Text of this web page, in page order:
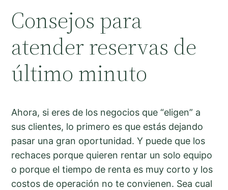
Consejos para
atender reservas de
último minuto
Ahora, si eres de los negocios que “eligen” a
sus clientes, lo primero es que estás dejando
pasar una gran oportunidad. Y puede que los
rechaces porque quieren rentar un solo equipo
o porque el tiempo de renta es muy corto y los
costos de operación no te convienen. Sea cual